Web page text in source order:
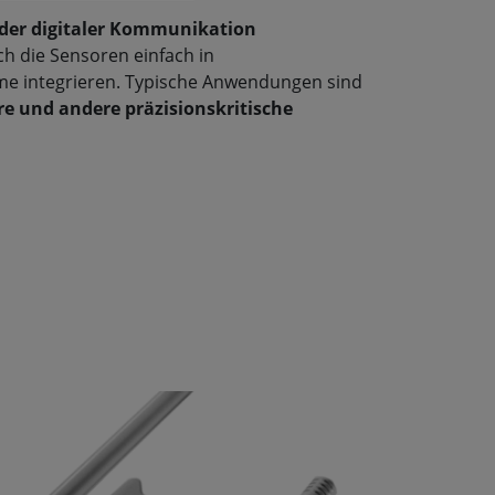
digitaler Kommunikation
die Sensoren einfach in
integrieren. Typische Anwendungen sind
und andere präzisionskritische